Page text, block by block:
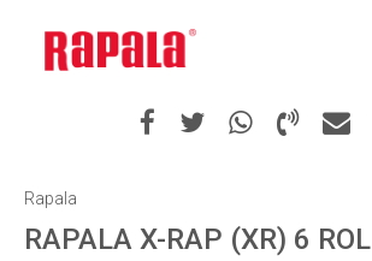
Rapala
RAPALA X-RAP (XR) 6 ROL